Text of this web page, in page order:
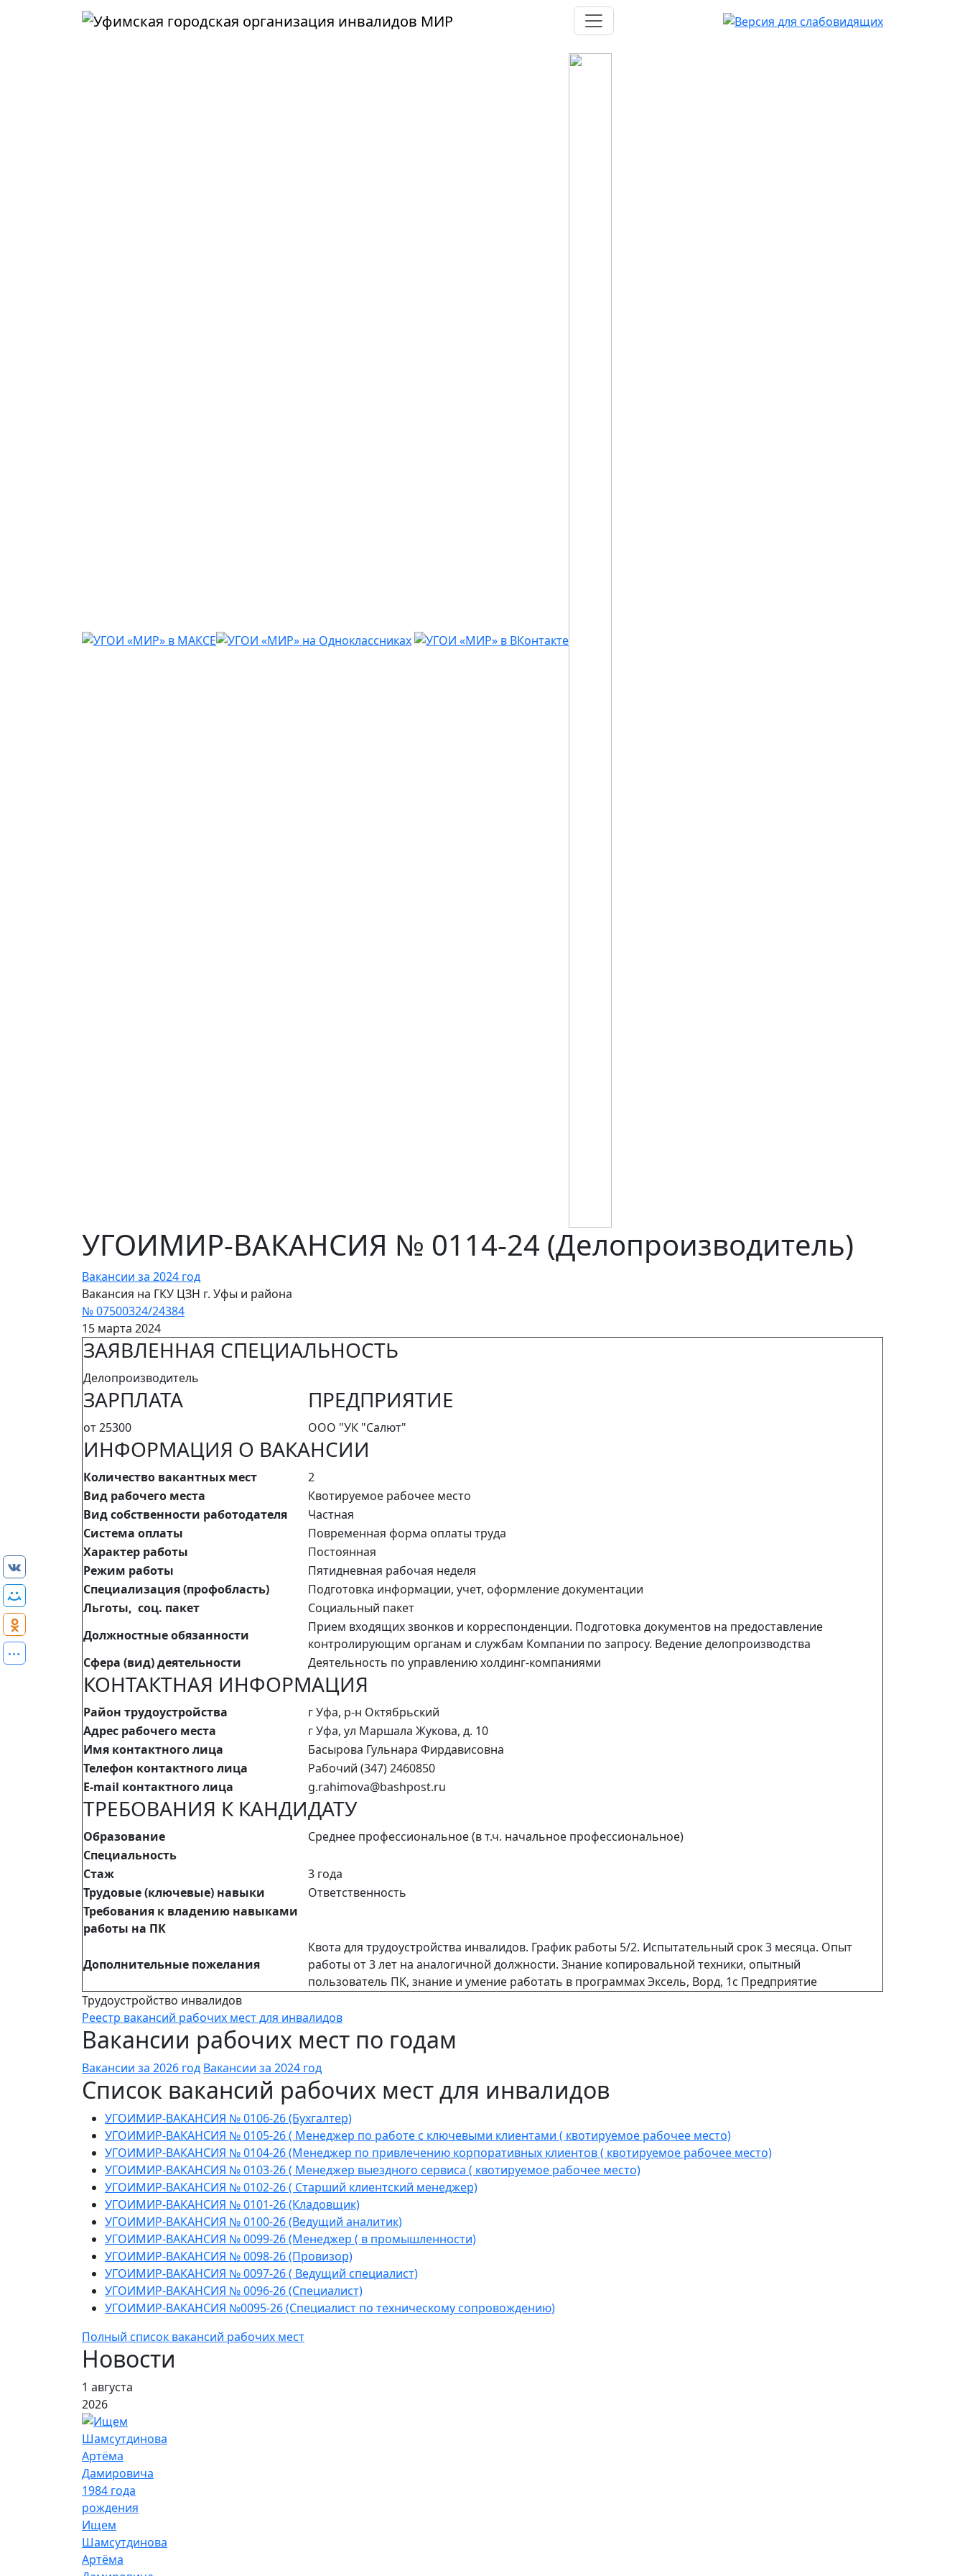
Перейти к основному содержанию
УГОИМИР-ВАКАНСИЯ № 0114-24 (Делопроизводитель)
Вакансии за 2024 год
Вакансия на ГКУ ЦЗН г. Уфы и района
№ 07500324/24384
15 марта 2024
ЗАЯВЛЕННАЯ СПЕЦИАЛЬНОСТЬ
Делопроизводитель
ЗАРПЛАТА ПРЕДПРИЯТИЕ
от 25300 ООО "УК "Салют"
ИНФОРМАЦИЯ О ВАКАНСИИ
Количество вакантных мест
2
Вид рабочего места
Квотируемое рабочее место
Вид собственности работодателя
Частная
Система оплаты
Повременная форма оплаты труда
Характер работы
Постоянная
Режим работы
Пятидневная рабочая неделя
Специализация (профобласть)
Подготовка информации, учет, оформление документации
Льготы, соц. пакет
Социальный пакет
Должностные обязанности
Прием входящих звонков и корреспонденции. Подготовка документов на предоставление
контролирующим органам и службам Компании по запросу. Ведение делопроизводства
Сфера (вид) деятельности
Деятельность по управлению холдинг-компаниями
КОНТАКТНАЯ ИНФОРМАЦИЯ
Район трудоустройства
г Уфа, р-н Октябрьский
Адрес рабочего места
г Уфа, ул Маршала Жукова, д. 10
Имя контактного лица
Басырова Гульнара Фирдависовна
Телефон контактного лица
Рабочий (347) 2460850
E-mail контактного лица
g.rahimova@bashpost.ru
ТРЕБОВАНИЯ К КАНДИДАТУ
Образование
Среднее профессиональное (в т.ч. начальное профессиональное)
Специальность
Стаж
3 года
Трудовые (ключевые) навыки
Ответственность
Требования к владению навыками
работы на ПК
Дополнительные пожелания
Квота для трудоустройства инвалидов. График работы 5/2. Испытательный срок 3 месяца. Опыт
работы от 3 лет на аналогичной должности. Знание копировальной техники, опытный
пользователь ПК, знание и умение работать в программах Эксель, Ворд, 1с Предприятие
Трудоустройство инвалидов
Реестр вакансий рабочих мест для инвалидов
Вакансии рабочих мест по годам
Вакансии за 2026 год Вакансии за 2024 год
Список вакансий рабочих мест для инвалидов
УГОИМИР-ВАКАНСИЯ № 0106-26 (Бухгалтер)
УГОИМИР-ВАКАНСИЯ № 0105-26 ( Менеджер по работе с ключевыми клиентами ( квотируемое рабочее место)
УГОИМИР-ВАКАНСИЯ № 0104-26 (Менеджер по привлечению корпоративных клиентов ( квотируемое рабочее место)
УГОИМИР-ВАКАНСИЯ № 0103-26 ( Менеджер выездного сервиса ( квотируемое рабочее место)
УГОИМИР-ВАКАНСИЯ № 0102-26 ( Старший клиентский менеджер)
УГОИМИР-ВАКАНСИЯ № 0101-26 (Кладовщик)
УГОИМИР-ВАКАНСИЯ № 0100-26 (Ведущий аналитик)
УГОИМИР-ВАКАНСИЯ № 0099-26 (Менеджер ( в промышленности)
УГОИМИР-ВАКАНСИЯ № 0098-26 (Провизор)
УГОИМИР-ВАКАНСИЯ № 0097-26 ( Ведущий специалист)
УГОИМИР-ВАКАНСИЯ № 0096-26 (Специалист)
УГОИМИР-ВАКАНСИЯ №0095-26 (Cпециалист по техническому сопровождению)
Полный список вакансий рабочих мест
Новости
1 августа
2026
Ищем
Шамсутдинова
Артёма